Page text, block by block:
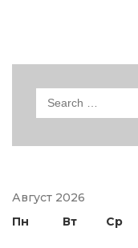
Search
Август 2026
Пн
Вт Ср